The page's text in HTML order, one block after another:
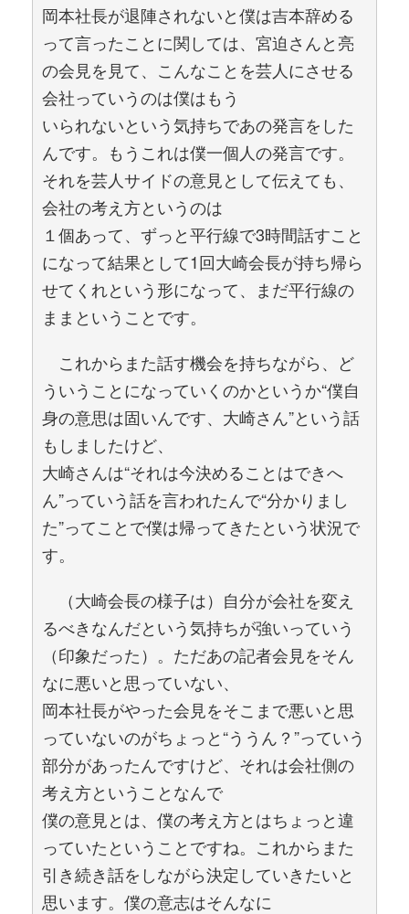
岡本社長が退陣されないと僕は吉本辞める
って言ったことに関しては、宮迫さんと亮
の会見を見て、こんなことを芸人にさせる
会社っていうのは僕はもう
いられないという気持ちであの発言をした
んです。もうこれは僕一個人の発言です。
それを芸人サイドの意見として伝えても、
会社の考え方というのは
１個あって、ずっと平行線で3時間話すこと
になって結果として1回大崎会長が持ち帰ら
せてくれという形になって、まだ平行線の
ままということです。
これからまた話す機会を持ちながら、ど
ういうことになっていくのかというか“僕自
身の意思は固いんです、大崎さん”という話
もしましたけど、
大崎さんは“それは今決めることはできへ
ん”っていう話を言われたんで“分かりまし
た”ってことで僕は帰ってきたという状況で
す。
（大崎会長の様子は）自分が会社を変え
るべきなんだという気持ちが強いっていう
（印象だった）。ただあの記者会見をそん
なに悪いと思っていない、
岡本社長がやった会見をそこまで悪いと思
っていないのがちょっと“ううん？”っていう
部分があったんですけど、それは会社側の
考え方ということなんで
僕の意見とは、僕の考え方とはちょっと違
っていたということですね。これからまた
引き続き話をしながら決定していきたいと
思います。僕の意志はそんなに